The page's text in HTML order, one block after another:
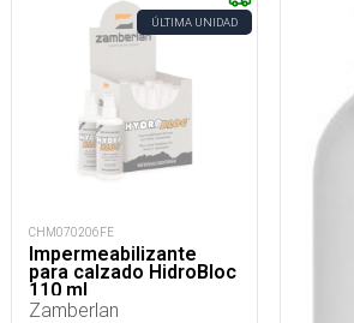
ÚLTIMA UNIDAD
CHM070206FE
Impermeabilizante
para calzado HidroBloc
110 ml
Zamberlan